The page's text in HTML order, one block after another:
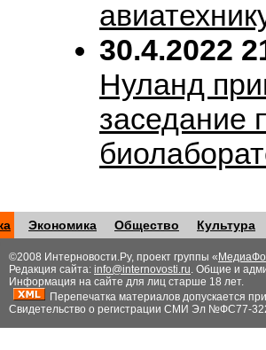
30.4.2022
Нуланд
заседание
Экономика Общество Культура
©2008 Интерновости.Ру, проект группы «
Редакция сайта: info@internovosti.ru. Общие и
Информация на сайте для лиц старше 18 лет.
Перепечатка материалов допускается
Свидетельство о регистрации СМИ Эл №ФС77-